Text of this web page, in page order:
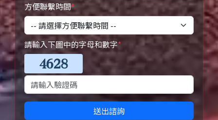
方便聯繫時間*
請輸入下圖中的字母和數字*
送出諮詢